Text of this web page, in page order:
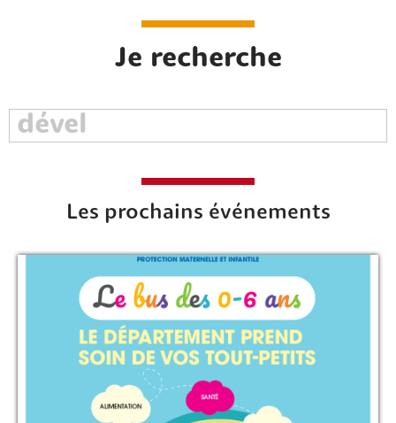
Je recherche
Les prochains événements